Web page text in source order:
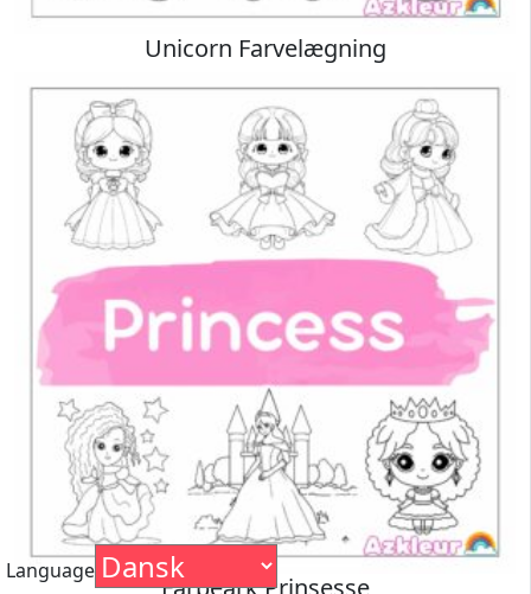
Unicorn Farvelægning
Language